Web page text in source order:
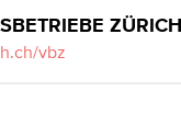
ZÜRICH
vbz